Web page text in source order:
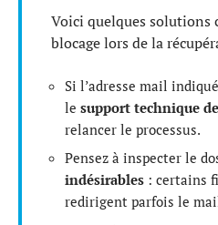
Voici quelques solutions
blocage lors de la
Si l’adresse mail
le support technique
relancer le processus.
Pensez à inspecter le
indésirables : certains
redirigent parfois le